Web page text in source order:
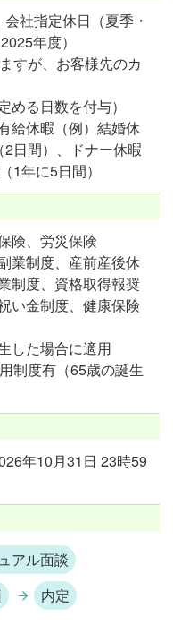
社指定休日（夏季・
年度）
すが、お客様先のカ
る日数を付与）
給休暇（例）結婚休
日間）、ドナー休暇
1年に5日間）
険、労災保険
業制度、産前産後休
制度、資格取得報奨
い金制度、健康保険
した場合に適用
制度有（65歳の誕生
年10月31日 23時59
アル面談
内定